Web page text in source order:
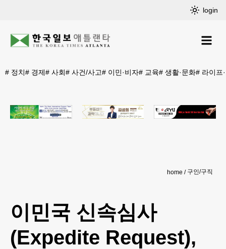
login
# 정치# 경제# 사회# 사건/사고# 이민·비자# 교육# 생활·문화# 라이프
home 구인/구직
이민국 신속심사
(Expedite Request),